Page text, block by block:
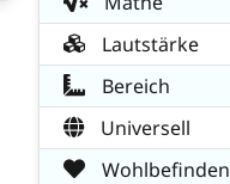
Lautstärke
Bereich
Universell
Wohlbefinden